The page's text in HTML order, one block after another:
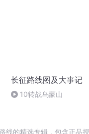
长征路线图及大事记
10转战乌蒙山
线的精选专辑，包含正品